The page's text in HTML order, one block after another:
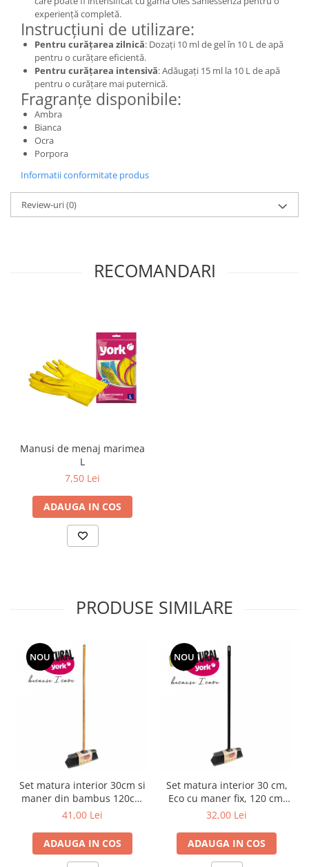
experiență completă.
Instrucțiuni de utilizare:
Pentru curățarea zilnică: Dozați 10 ml de gel în 10 L de apă
pentru o curățare eficientă.
Pentru curățarea intensivă: Adăugați 15 ml la 10 L de apă
pentru o curățare mai puternică.
Fragranțe disponibile:
Ambra
Bianca
Ocra
Porpora
Informatii conformitate produs
Review-uri(0)
RECOMANDARI
Manusi de menaj marimea
L
7,50 Lei
ADAUGA IN COS
PRODUSE SIMILARE
NOU
Set matura interior 30cm si
maner din bambus 120cm
Eco Natural
41,00 Lei
ADAUGA IN COS
NOU
Set matura interior 30 cm,
Eco cu maner fix, 120 cm,
Eco Natural
32,00 Lei
ADAUGA IN COS